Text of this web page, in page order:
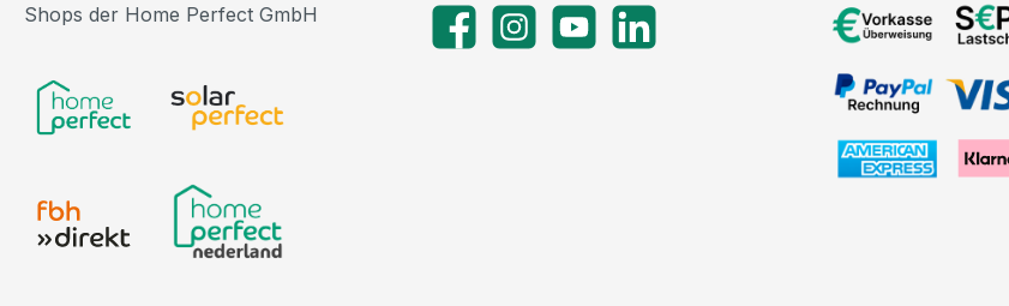
Vorkasse, SEPA-
FacebookInstagramYouTubeLinkedIn
Shops der Home Perfect GmbH